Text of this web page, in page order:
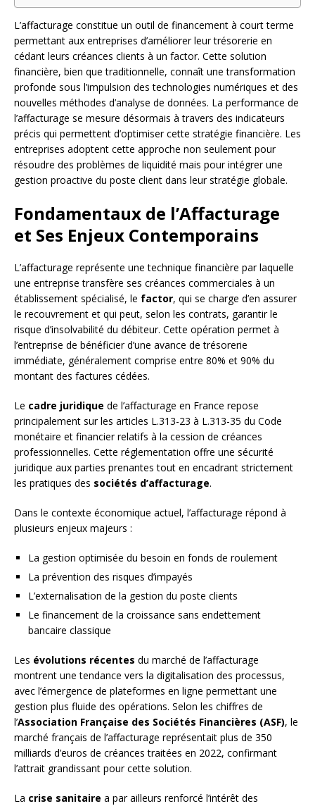
L’affacturage constitue un outil de financement à court terme
permettant aux entreprises d’améliorer leur trésorerie en
cédant leurs créances clients à un factor. Cette solution
financière, bien que traditionnelle, connaît une transformation
profonde sous l’impulsion des technologies numériques et des
nouvelles méthodes d’analyse de données. La performance de
l’affacturage se mesure désormais à travers des indicateurs
précis qui permettent d’optimiser cette stratégie financière. Les
entreprises adoptent cette approche non seulement pour
résoudre des problèmes de liquidité mais pour intégrer une
gestion proactive du poste client dans leur stratégie globale.
Fondamentaux de l’Affacturage
et Ses Enjeux Contemporains
L’affacturage représente une technique financière par laquelle
une entreprise transfère ses créances commerciales à un
établissement spécialisé, le factor, qui se charge d’en assurer
le recouvrement et qui peut, selon les contrats, garantir le
risque d’insolvabilité du débiteur. Cette opération permet à
l’entreprise de bénéficier d’une avance de trésorerie
immédiate, généralement comprise entre 80% et 90% du
montant des factures cédées.
Le cadre juridique de l’affacturage en France repose
principalement sur les articles L.313-23 à L.313-35 du Code
monétaire et financier relatifs à la cession de créances
professionnelles. Cette réglementation offre une sécurité
juridique aux parties prenantes tout en encadrant strictement
les pratiques des sociétés d’affacturage.
Dans le contexte économique actuel, l’affacturage répond à
plusieurs enjeux majeurs :
La gestion optimisée du besoin en fonds de roulement
La prévention des risques d’impayés
L’externalisation de la gestion du poste clients
Le financement de la croissance sans endettement
bancaire classique
Les évolutions récentes du marché de l’affacturage
montrent une tendance vers la digitalisation des processus,
avec l’émergence de plateformes en ligne permettant une
gestion plus fluide des opérations. Selon les chiffres de
l’Association Française des Sociétés Financières (ASF), le
marché français de l’affacturage représentait plus de 350
milliards d’euros de créances traitées en 2022, confirmant
l’attrait grandissant pour cette solution.
La crise sanitaire a par ailleurs renforcé l’intérêt des